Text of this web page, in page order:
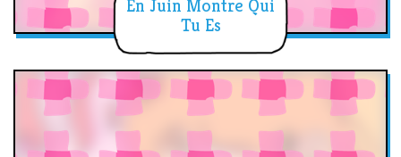
En Juin Montre Qui
Tu Es